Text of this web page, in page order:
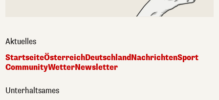
Aktuelles
StartseiteÖsterreichDeutschlandNachrichtenSport
CommunityWetterNewsletter
Unterhaltsames